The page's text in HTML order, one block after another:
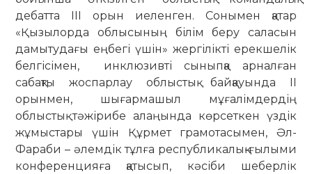
дебатта ІІІ орын иеленген. Сонымен қатар
«Қызылорда облысының білім беру саласын
дамытудағы еңбегі үшін» жергілікті ерекшелік
белгісімен, инклюзивті сыныпқа арналған
сабақты жоспарлау облыстық байқауында ІІ
орынмен, шығармашыл мұғалімдердің
облыстық тәжірибе алаңында көрсеткен үздік
жұмыстары үшін Құрмет грамотасымен, Әл-
Фараби – әлемдік тұлға республикалық-ғылыми
конференцияға қатысып, кәсіби шеберлік